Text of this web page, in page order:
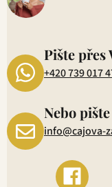
Pište přes
+420 739 017
Nebo
info@cajova-